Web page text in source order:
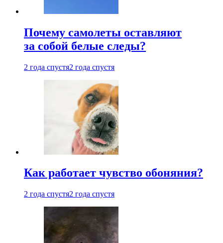
Почему самолеты оставляют
за собой белые следы?
2 года спустя2 года спустя
Как работает чувство обоняния?
2 года спустя2 года спустя